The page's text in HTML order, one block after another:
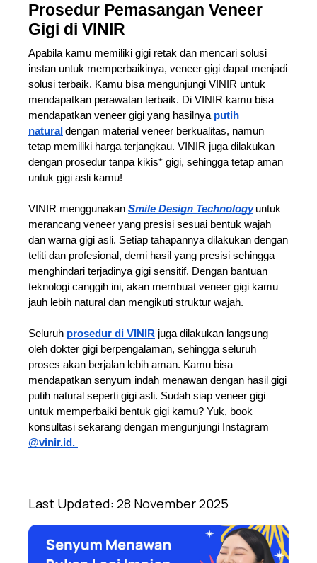
Prosedur Pemasangan Veneer
Gigi di VINIR
Apabila kamu memiliki gigi retak dan mencari solusi
instan untuk memperbaikinya, veneer gigi dapat menjadi
solusi terbaik. Kamu bisa mengunjungi VINIR untuk
mendapatkan perawatan terbaik. Di VINIR kamu bisa
mendapatkan veneer gigi yang hasilnya putih
natural dengan material veneer berkualitas, namun
tetap memiliki harga terjangkau. VINIR juga dilakukan
dengan prosedur tanpa kikis* gigi, sehingga tetap aman
untuk gigi asli kamu!
VINIR menggunakan Smile Design Technology untuk
merancang veneer yang presisi sesuai bentuk wajah
dan warna gigi asli. Setiap tahapannya dilakukan dengan
teliti dan profesional, demi hasil yang presisi sehingga
menghindari terjadinya gigi sensitif. Dengan bantuan
teknologi canggih ini, akan membuat veneer gigi kamu
jauh lebih natural dan mengikuti struktur wajah.
Seluruh prosedur di VINIR juga dilakukan langsung
oleh dokter gigi berpengalaman, sehingga seluruh
proses akan berjalan lebih aman. Kamu bisa
mendapatkan senyum indah menawan dengan hasil gigi
putih natural seperti gigi asli. Sudah siap veneer gigi
untuk memperbaiki bentuk gigi kamu? Yuk, book
@vinir.id.
Last Updated: 28 November 2025